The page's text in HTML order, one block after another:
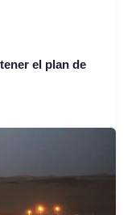
el plan de